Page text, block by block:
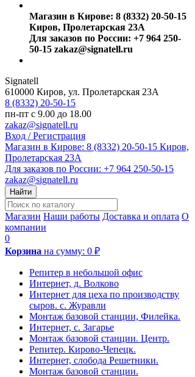
Магазин в Кирове: 8 (8332) 20-50-15
Киров, Пролетарская 23А
Для заказов по России: +7 964 250-
50-15 zakaz@signatell.ru
Signatell
610000 Киров, ул. Пролетарская 23А
8 (8332) 20-50-15
пн-пт с 9.00 до 18.00
zakaz@signatell.ru
Вход / Регистрация
Магазин в Кирове: 8 (8332) 20-50-15 Киров,
Пролетарская 23А
Для заказов по России: +7 964 250-50-15
zakaz@signatell.ru
Найти
Магазин Наши работы Доставка и оплата О
компании
0
Корзина на сумму: 0 ₽
Репитер в небольшой офис
Интернет, д. Волково
Интернет для цеха по производству
сыров. с. Журавли
Монтаж базовой станции, Филейка.
Интернет, с. Загарье
Монтаж базовой станции. Центр.
Репитер. Кирово-Чепецк.
Интернет, слобода Решетники.
Монтаж базовой станции.